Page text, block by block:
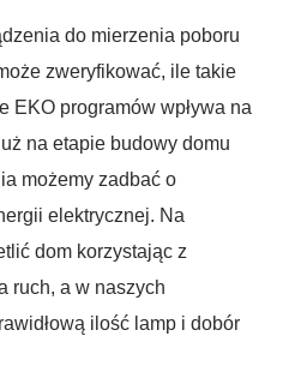
do mierzenia poboru
zweryfikować, ile takie
EKO programów wpływa na
na etapie budowy domu
możemy zadbać o
elektrycznej. Na
dom korzystając z
ruch, a w naszych
ilość lamp i dobór